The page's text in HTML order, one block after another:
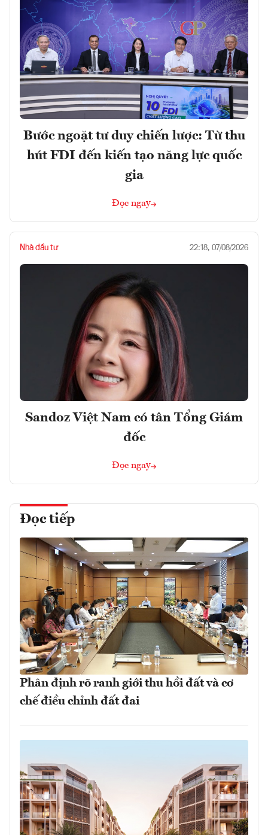
Bước ngoặt tư duy chiến lược: Từ thu
hút FDI đến kiến tạo năng lực quốc
gia
Đọc ngay
Nhà đầu tư 22:18, 07/08/2026
Sandoz Việt Nam có tân Tổng Giám
đốc
Đọc ngay
Đọc tiếp
Phân định rõ ranh giới thu hồi đất và cơ
chế điều chỉnh đất đai